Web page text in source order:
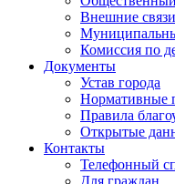
Внешние
Комиссия по
Документы
Устав города
Нормативные
Правила
Открытые
Контакты
Телефонный
Для граждан